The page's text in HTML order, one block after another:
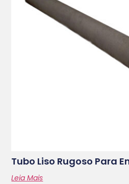
Tubo Liso Rugoso Para
Leia Mais